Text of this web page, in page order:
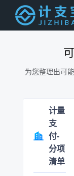
为您整理出可
计量
支
付-
分项
清单